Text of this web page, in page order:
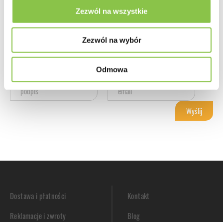
Zezwól na wszystkie
Zezwól na wybór
Odmowa
Jak oceniasz ten produkt?
Dostawa i płatności
Reklamacje i zwroty
Kontakt
Blog